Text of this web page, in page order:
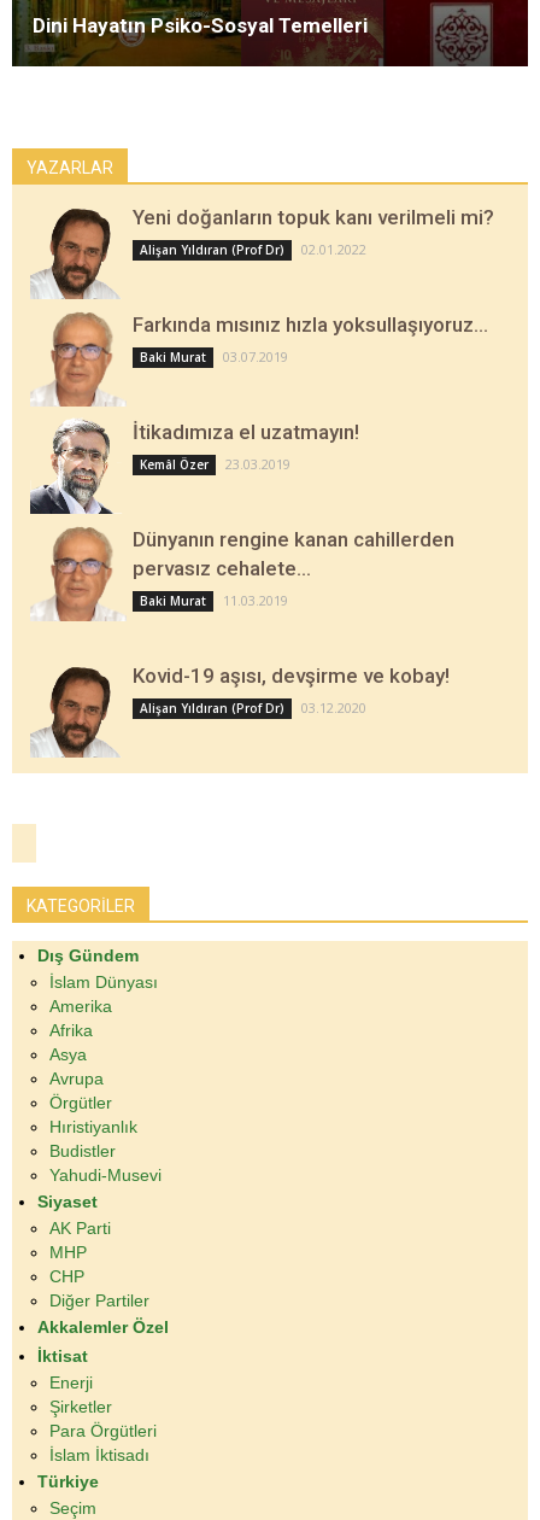
Dini Hayatın Psiko-Sosyal Temelleri
YAZARLAR
Yeni doğanların topuk kanı verilmeli mi?
Alişan Yıldıran (Prof Dr) 02.01.2022
Farkında mısınız hızla yoksullaşıyoruz…
Baki Murat 03.07.2019
İtikadımıza el uzatmayın!
Kemâl Özer 23.03.2019
Dünyanın rengine kanan cahillerden
pervasız cehalete…
Baki Murat 11.03.2019
Kovid-19 aşısı, devşirme ve kobay!
Alişan Yıldıran (Prof Dr) 03.12.2020
KATEGORİLER
Dış Gündem
İslam Dünyası
Amerika
Afrika
Asya
Avrupa
Örgütler
Hıristiyanlık
Budistler
Yahudi-Musevi
Siyaset
AK Parti
MHP
CHP
Diğer Partiler
Akkalemler Özel
İktisat
Enerji
Şirketler
Para Örgütleri
İslam İktisadı
Türkiye
Seçim